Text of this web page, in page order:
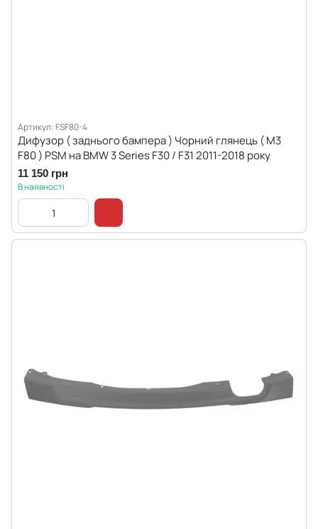
Артикул: FSF80-4
Дифузор ( заднього бампера ) Чорний глянець ( M3
F80 ) PSM на BMW 3 Series F30 / F31 2011-2018 року
11 150 грн
В наявності